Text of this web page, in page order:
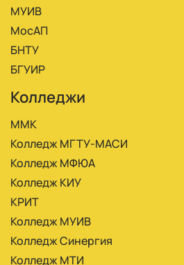
МУИВ
МосАП
БНТУ
БГУИР
Колледжи
ММК
Колледж МГТУ-МАСИ
Колледж МФЮА
Колледж КИУ
КРИТ
Колледж МУИВ
Колледж Синергия
Колледж МТИ